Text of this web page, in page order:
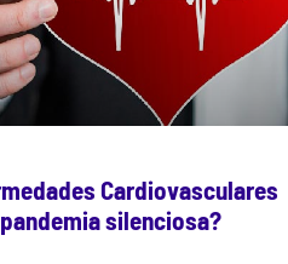
Cardiovasculares
silenciosa?